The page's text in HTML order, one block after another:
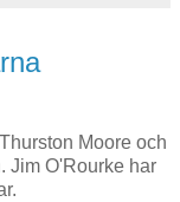
Moore och
Jim O'Rourke har